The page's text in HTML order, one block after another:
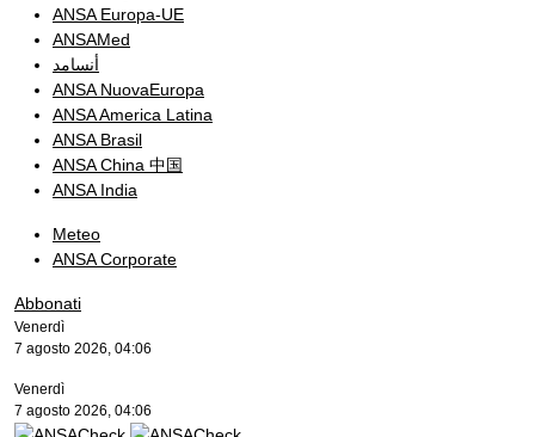
ANSA Europa-UE
ANSAMed
أنسامد
ANSA NuovaEuropa
ANSA America Latina
ANSA Brasil
ANSA China 中国
ANSA India
Meteo
ANSA Corporate
Abbonati
Venerdì
7 agosto 2026, 04:06
Venerdì
7 agosto 2026, 04:06